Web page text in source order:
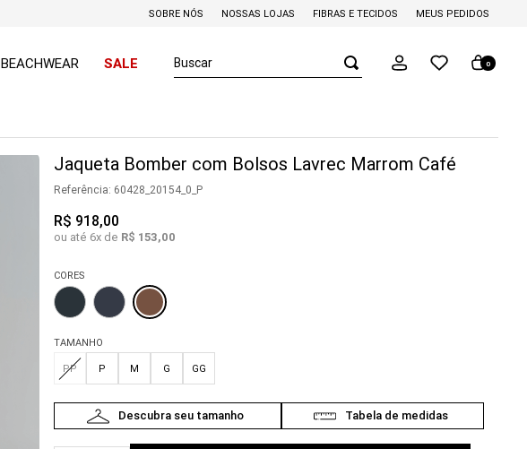
SOBRE NÓS NOSSAS LOJAS FIBRAS E TECIDOS MEUS PEDIDOS
BEACHWEAR SALE Buscar 0
Jaqueta Bomber com Bolsos Lavrec Marrom Café
Referência: 60428_20154_0_P
R$ 918,00
ou até 6x de R$ 153,00
CORES
TAMANHO
PP P M G GG